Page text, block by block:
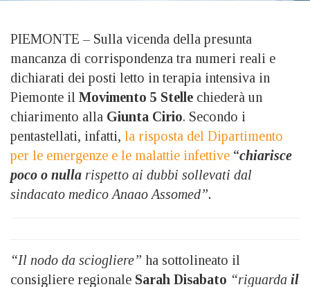
PIEMONTE – Sulla vicenda della presunta
mancanza di corrispondenza tra numeri reali e
dichiarati dei posti letto in terapia intensiva in
Piemonte il Movimento 5 Stelle chiederà un
chiarimento alla Giunta Cirio. Secondo i
pentastellati, infatti, la risposta del Dipartimento
per le emergenze e le malattie infettive “chiarisce
poco o nulla rispetto ai dubbi sollevati dal
sindacato medico Anaao Assomed”.
“Il nodo da sciogliere” ha sottolineato il
consigliere regionale Sarah Disabato “riguarda il